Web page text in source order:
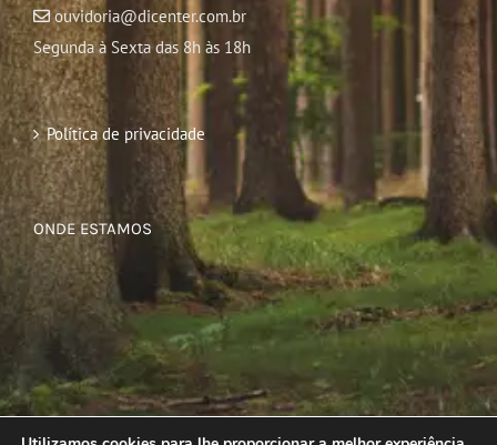
ouvidoria@dicenter.com.br
Segunda à Sexta das 8h às 18h
Política de privacidade
ONDE ESTAMOS